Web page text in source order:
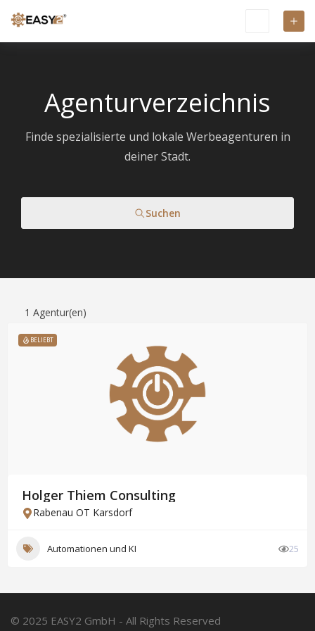
Agenturverzeichnis
Finde spezialisierte und lokale Werbeagenturen in
deiner Stadt.
Suchen
1 Agentur(en)
BELIEBT
Holger Thiem Consulting
Rabenau OT Karsdorf
Automationen und KI 25
© 2025 EASY2 GmbH - All Rights Reserved